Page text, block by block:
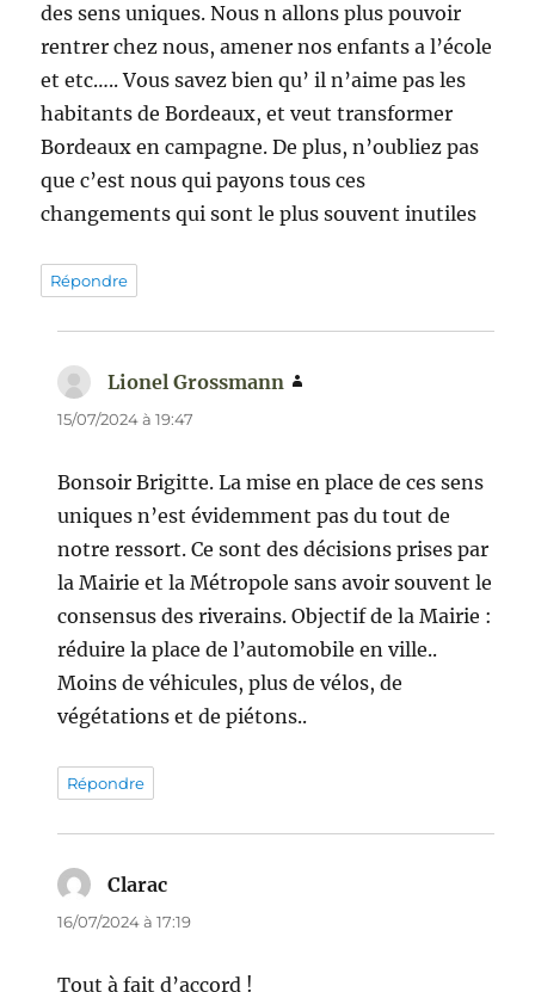
des sens uniques. Nous n allons plus pouvoir
rentrer chez nous, amener nos enfants a l’école
et etc….. Vous savez bien qu’ il n’aime pas les
habitants de Bordeaux, et veut transformer
Bordeaux en campagne. De plus, n’oubliez pas
que c’est nous qui payons tous ces
changements qui sont le plus souvent inutiles
Répondre
Lionel Grossmann
15/07/2024 à 19:47
Bonsoir Brigitte. La mise en place de ces sens
uniques n’est évidemment pas du tout de
notre ressort. Ce sont des décisions prises par
la Mairie et la Métropole sans avoir souvent le
consensus des riverains. Objectif de la Mairie :
réduire la place de l’automobile en ville..
Moins de véhicules, plus de vélos, de
végétations et de piétons..
Répondre
Clarac
16/07/2024 à 17:19
Tout à fait d’accord !